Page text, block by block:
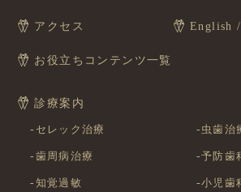
アクセス English
お役立ちコンテンツ一覧
診療案内
セレック治療 虫歯治
歯周病治療 予防歯
知覚過敏 小児歯